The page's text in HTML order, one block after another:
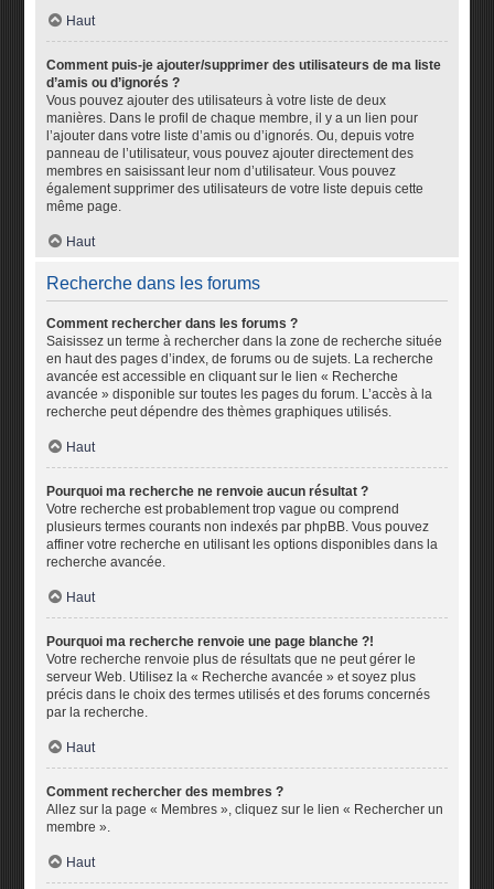
Haut
Comment puis-je ajouter/supprimer des utilisateurs de ma liste
d’amis ou d’ignorés ?
Vous pouvez ajouter des utilisateurs à votre liste de deux
manières. Dans le profil de chaque membre, il y a un lien pour
l’ajouter dans votre liste d’amis ou d’ignorés. Ou, depuis votre
panneau de l’utilisateur, vous pouvez ajouter directement des
membres en saisissant leur nom d’utilisateur. Vous pouvez
également supprimer des utilisateurs de votre liste depuis cette
même page.
Haut
Recherche dans les forums
Comment rechercher dans les forums ?
Saisissez un terme à rechercher dans la zone de recherche située
en haut des pages d’index, de forums ou de sujets. La recherche
avancée est accessible en cliquant sur le lien « Recherche
avancée » disponible sur toutes les pages du forum. L’accès à la
recherche peut dépendre des thèmes graphiques utilisés.
Haut
Pourquoi ma recherche ne renvoie aucun résultat ?
Votre recherche est probablement trop vague ou comprend
plusieurs termes courants non indexés par phpBB. Vous pouvez
affiner votre recherche en utilisant les options disponibles dans la
recherche avancée.
Haut
Pourquoi ma recherche renvoie une page blanche ?!
Votre recherche renvoie plus de résultats que ne peut gérer le
serveur Web. Utilisez la « Recherche avancée » et soyez plus
précis dans le choix des termes utilisés et des forums concernés
par la recherche.
Haut
Comment rechercher des membres ?
Allez sur la page « Membres », cliquez sur le lien « Rechercher un
membre ».
Haut